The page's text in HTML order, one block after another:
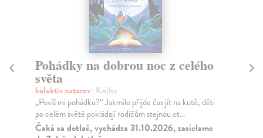
Pohádky na dobrou noc z celého
světa
kolektív autorov| Kniha
„Povíš mi pohádku?“ Jakmile přijde čas jít na kutě, děti
po celém světě pokládají rodičům stejnou ot...
Čaká sa dotlač, vychádza 31.10.2026, zasielame